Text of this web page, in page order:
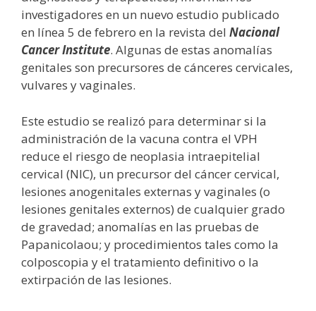
investigadores en un nuevo estudio publicado
en línea 5 de febrero en la revista del Nacional
Cancer Institute. Algunas de estas anomalías
genitales son precursores de cánceres cervicales,
vulvares y vaginales.
Este estudio se realizó para determinar si la
administración de la vacuna contra el VPH
reduce el riesgo de neoplasia intraepitelial
cervical (NIC), un precursor del cáncer cervical,
lesiones anogenitales externas y vaginales (o
lesiones genitales externos) de cualquier grado
de gravedad; anomalías en las pruebas de
Papanicolaou; y procedimientos tales como la
colposcopia y el tratamiento definitivo o la
extirpación de las lesiones.